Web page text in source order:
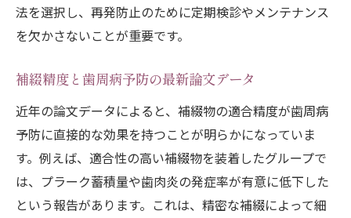
法を選択し、再発防止のために定期検診やメンテナンス
を欠かさないことが重要です。
補綴精度と歯周病予防の最新論文データ
近年の論文データによると、補綴物の適合精度が歯周病
予防に直接的な効果を持つことが明らかになっていま
す。例えば、適合性の高い補綴物を装着したグループで
は、プラーク蓄積量や歯肉炎の発症率が有意に低下した
という報告があります。これは、精密な補綴によって細